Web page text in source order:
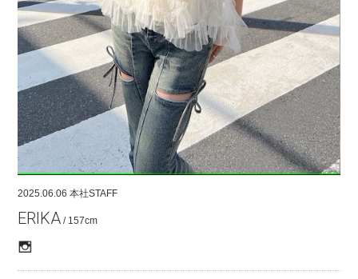
2025.06.06 本社STAFF
ERIKA / 157cm
ONLINE STORE
COMPANY
CONTACT
RECRUIT
FOR BUSINESS PARTNER